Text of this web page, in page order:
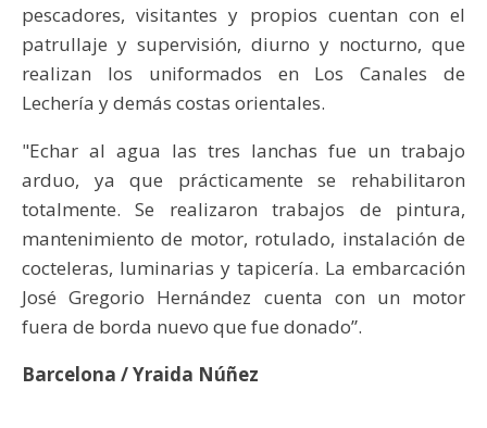
pescadores, visitantes y propios cuentan con el
patrullaje y supervisión, diurno y nocturno, que
realizan los uniformados en Los Canales de
Lechería y demás costas orientales.
"Echar al agua las tres lanchas fue un trabajo
arduo, ya que prácticamente se rehabilitaron
totalmente. Se realizaron trabajos de pintura,
mantenimiento de motor, rotulado, instalación de
cocteleras, luminarias y tapicería. La embarcación
José Gregorio Hernández cuenta con un motor
fuera de borda nuevo que fue donado”.
Barcelona / Yraida Núñez